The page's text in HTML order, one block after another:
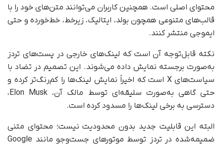
محتوای اصلی است. همچنین کاربران می‌توانند متن‌های خود را با
قالب‌های متنوعی همچون بولد، ایتالیک، زیرخط، خط‌خورده و حتی
ایموجی منتشر کنند.
نکته قابل‌توجه آن است که لینک‌های خارجی در پست‌های تردز
به‌صورت برجسته نمایش داده می‌شوند. این تصمیم در تضاد با
سیاست‌های X است که اخیراً نمایش لینک‌ها را کم‌رنگ‌تر کرده و
حتی گاهی به‌صورت سلیقه‌ای توسط مالک آن، Elon Musk،
دسترسی به برخی لینک‌ها را مسدود کرده است.
البته این قابلیت جدید بدون محدودیت نیست؛ محتوای متنی
ضمیمه‌شده در تردز توسط موتورهای جست‌وجو مانند Google